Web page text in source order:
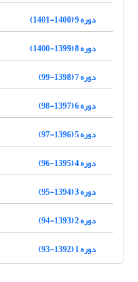
دوره 9 (1400-1401)
دوره 8 (1399-1400)
دوره 7 (1398-99)
دوره 6 (1397-98)
دوره 5 (1396-97)
دوره 4 (1395-96)
دوره 3 (1394-95)
دوره 2 (1393-94)
دوره 1 (1392-93)